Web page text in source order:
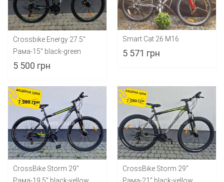
Crossbike Energy 27.5"
Рама-15" black-green
5 500 грн
Smart Cat 26 M16
5 571 грн
CrossBike Storm 29"
CrossBike Storm 29"